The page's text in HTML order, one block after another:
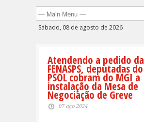
Sábado, 08 de agosto de 2026
Atendendo a pedido da
FENASPS, deputadas do
PSOL cobram do MGI a
instalação da Mesa de
Negociação de Greve
07 ago 2024